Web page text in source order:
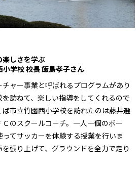
楽しさを学ぶ
学校 校長 飯島孝子さん
ャー事業と呼ばれるプログラムがあり
訪ねて、楽しい指導をしてくれるので
市立竹園西小学校を訪れたのは藤井選
のスクールコーチ。一人一個のボー
てサッカーを体験する授業を行いま
張り上げて、グラウンドを全力で走り